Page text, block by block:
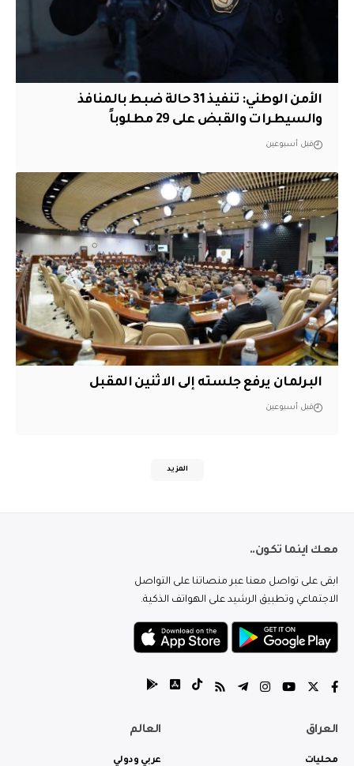
الأمن الوطني: تنفيذ 31 حالة ضبط بالمنافذ
والسيطرات والقبض على 29 مطلوباً
قبل أسبوعين
البرلمان يرفع جلسته إلى الاثنين المقبل
قبل أسبوعين
المزيد
معك اينما تكون..
ابقى على تواصل معنا عبر منصاتنا على التواصل
الاجتماعي وتطبيق الرشيد على الهواتف الذكية.
العراق
محليات
العالم
عربي ودولي